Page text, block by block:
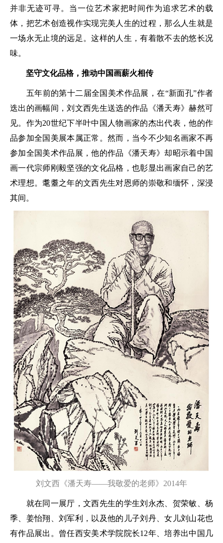
并非无迹可寻。当一位艺术家把时间作为追求艺术的载
体，把艺术创造视作实现完美人生的过程，那么人生就是
一场永无止境的远足。这样的人生，有着散不去的悠长况
味。
坚守文化品格，推动中国画薪火相传
五年前的第十二届全国美术作品展，在“新面孔”作者
迭出的画幅间，刘文西先生送选的作品《潘天寿》赫然可
见。作为20世纪下半叶中国人物画家的杰出代表，他的作
品参加全国美展本属正常。然而，当今不少知名画家不再
参加全国美术作品展，他的作品《潘天寿》却昭示着中国
画一代宗师刚毅坚强的文化品格，也彰显出画家自己的艺
术理想。耄耋之年的文西先生对恩师的崇敬和缅怀，深浸
其间。
刘文西《潘天寿——我敬爱的老师》2014年
就在同一展厅，文西先生的学生刘永杰、贺荣敏、杨
季、姜怡翔、刘军利，以及他的儿子刘丹、女儿刘山花也
有作品展出。曾任西安美术学院院长12年、培养出中国几